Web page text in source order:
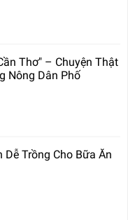
Thơ" – Chuyện Thật
Nông Dân Phố
Dễ Trồng Cho Bữa Ăn